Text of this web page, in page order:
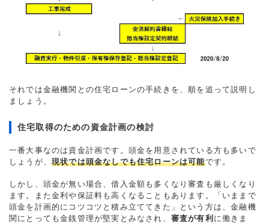
それでは金融機関との住宅ローンの手続きを、順を追って説明し
ましょう。
住宅取得のための資金計画の検討
一番大事なのは資金計画です。頭金を用意されている方も多いで
しょうが、 現状では頭金なしでも住宅ローンは可能です。
しかし、頭金が無い場合、借入金額も多くなり審査も厳しくなり
ます。また金利や保証料も高くなることもあります。「いままで
頭金を計画的にコツコツと積み立ててきた」という方は、金融機
関にとっても金銭管理が堅実とみなされ、 審査が有利 に働きま